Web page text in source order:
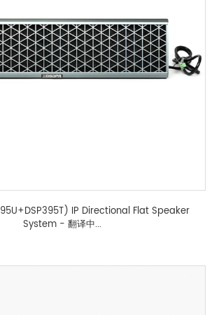
IP Directional Flat Speaker
System - 翻译中...